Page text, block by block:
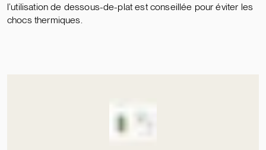
l’utilisation de dessous-de-plat est conseillée pour éviter les
chocs thermiques.